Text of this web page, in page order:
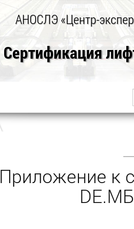
АНОСЛЭ «Центр-
Сертификация
Приложение к